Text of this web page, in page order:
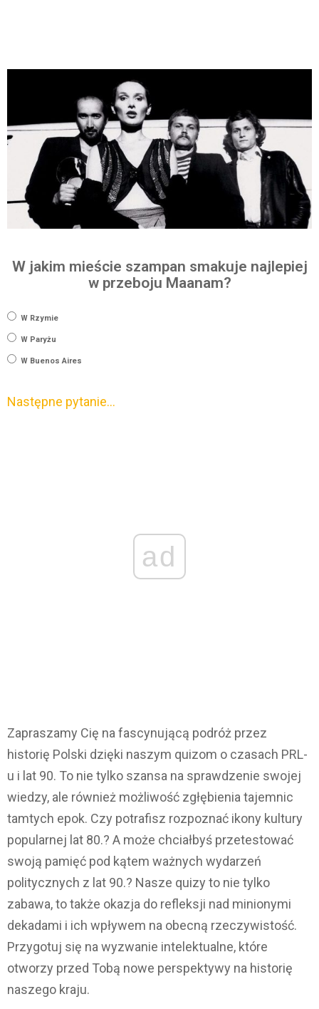
W jakim mieście szampan smakuje najlepiej
w przeboju Maanam?
W Rzymie
W Paryżu
W Buenos Aires
Następne pytanie…
ad
Zapraszamy Cię na fascynującą podróż przez
historię Polski dzięki naszym quizom o czasach PRL-
u i lat 90. To nie tylko szansa na sprawdzenie swojej
wiedzy, ale również możliwość zgłębienia tajemnic
tamtych epok. Czy potrafisz rozpoznać ikony kultury
popularnej lat 80.? A może chciałbyś przetestować
swoją pamięć pod kątem ważnych wydarzeń
politycznych z lat 90.? Nasze quizy to nie tylko
zabawa, to także okazja do refleksji nad minionymi
dekadami i ich wpływem na obecną rzeczywistość.
Przygotuj się na wyzwanie intelektualne, które
otworzy przed Tobą nowe perspektywy na historię
naszego kraju.